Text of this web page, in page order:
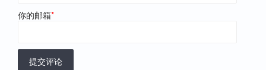
你的邮箱*
提交评论